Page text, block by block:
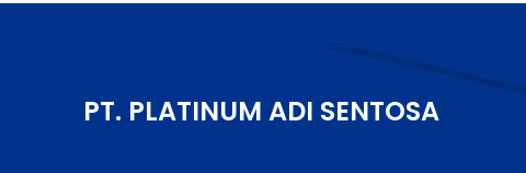
PT. PLATINUM ADI SENTOSA